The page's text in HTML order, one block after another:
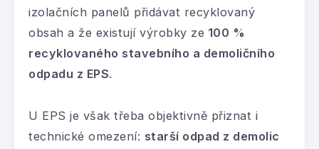
izolačních panelů přidávat recyklovaný
obsah a že existují výrobky ze 100 %
recyklovaného stavebního a demoličního
odpadu z EPS.
U EPS je však třeba objektivně přiznat i
technické omezení: starší odpad z demolic